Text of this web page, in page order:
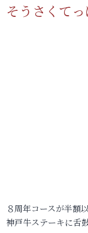
そうさくて
８周年コースが半額
神戸牛ステーキに舌